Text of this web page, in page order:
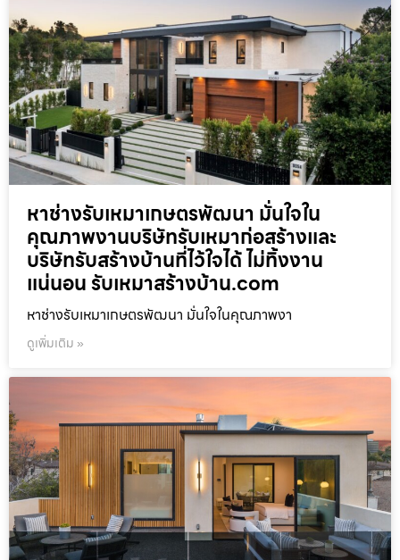
หาช่างรับเหมาเกษตรพัฒนา มั่นใจใน
คุณภาพงานบริษัทรับเหมาก่อสร้างและ
บริษัทรับสร้างบ้านที่ไว้ใจได้ ไม่ทิ้งงาน
แน่นอน รับเหมาสร้างบ้าน.com
หาช่างรับเหมาเกษตรพัฒนา มั่นใจในคุณภาพงา
ดูเพิ่มเติม »